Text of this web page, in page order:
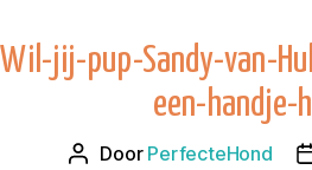
Wil-jij-pup-Sandy-van-
een-handje-
Berichtauteur
Door PerfecteHond